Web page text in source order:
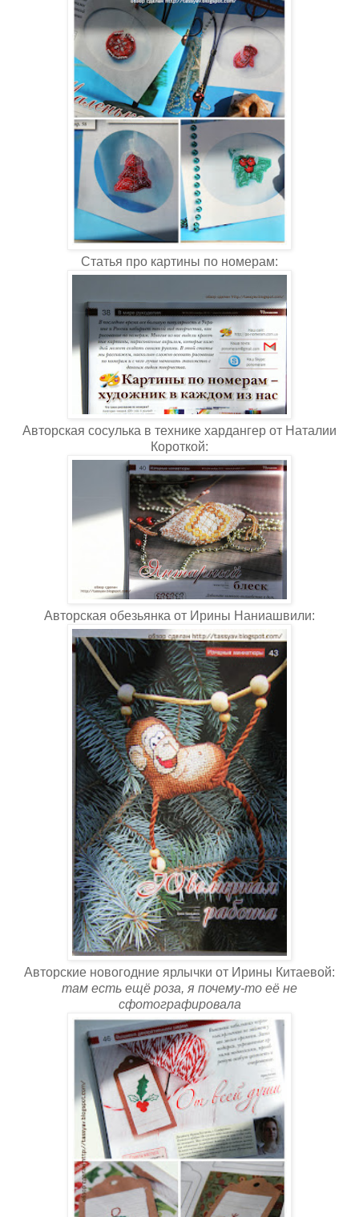
Статья про картины по номерам:
Авторская сосулька в технике хардангер от Наталии
Короткой:
Авторская обезьянка от Ирины Наниашвили:
Авторские новогодние ярлычки от Ирины Китаевой:
там есть ещё роза, я почему-то её не
сфотографировала